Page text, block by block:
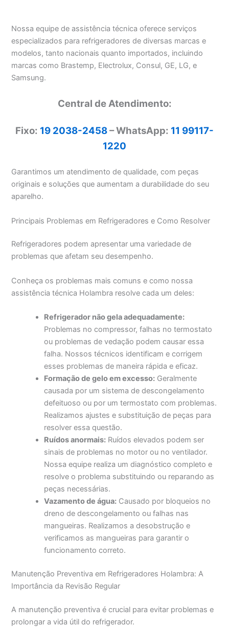
Nossa equipe de assistência técnica oferece serviços
especializados para refrigeradores de diversas marcas e
modelos, tanto nacionais quanto importados, incluindo
marcas como Brastemp, Electrolux, Consul, GE, LG, e
Samsung.
Central de Atendimento:
Fixo: 19 2038-2458– WhatsApp: 11 99117-
1220
Garantimos um atendimento de qualidade, com peças
originais e soluções que aumentam a durabilidade do seu
aparelho.
Principais Problemas em Refrigeradores e Como Resolver
Refrigeradores podem apresentar uma variedade de
problemas que afetam seu desempenho.
Conheça os problemas mais comuns e como nossa
assistência técnica Holambra resolve cada um deles:
Refrigerador não gela adequadamente:
Problemas no compressor, falhas no termostato
ou problemas de vedação podem causar essa
falha. Nossos técnicos identificam e corrigem
esses problemas de maneira rápida e eficaz.
Formação de gelo em excesso: Geralmente
causada por um sistema de descongelamento
defeituoso ou por um termostato com problemas.
Realizamos ajustes e substituição de peças para
resolver essa questão.
Ruídos anormais: Ruídos elevados podem ser
sinais de problemas no motor ou no ventilador.
Nossa equipe realiza um diagnóstico completo e
resolve o problema substituindo ou reparando as
peças necessárias.
Vazamento de água: Causado por bloqueios no
dreno de descongelamento ou falhas nas
mangueiras. Realizamos a desobstrução e
verificamos as mangueiras para garantir o
funcionamento correto.
Manutenção Preventiva em Refrigeradores Holambra: A
Importância da Revisão Regular
A manutenção preventiva é crucial para evitar problemas e
prolongar a vida útil do refrigerador.